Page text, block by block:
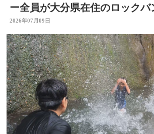
ー全員が大分県在住のロック
表敬
2026年07月09日